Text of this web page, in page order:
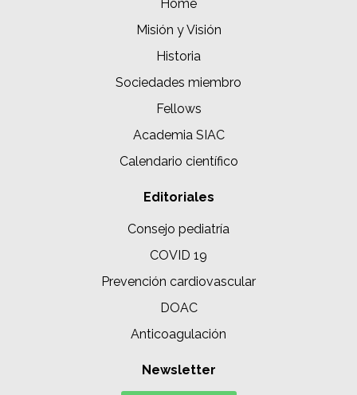
Home
Misión y Visión
Historia
Sociedades miembro
Fellows
Academia SIAC
Calendario científico
Editoriales
Consejo pediatría
COVID 19
Prevención cardiovascular
DOAC
Anticoagulación
Newsletter